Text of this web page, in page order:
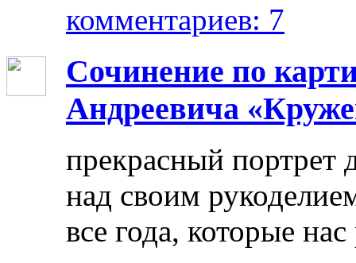
комментариев: 7
Сочинение по
Андреевича
прекрасный портрет
над своим
все года, которые